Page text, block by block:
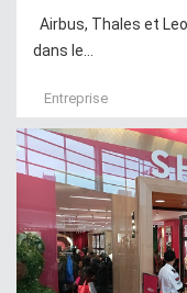
Airbus, Thales et
dans le...
Entreprise